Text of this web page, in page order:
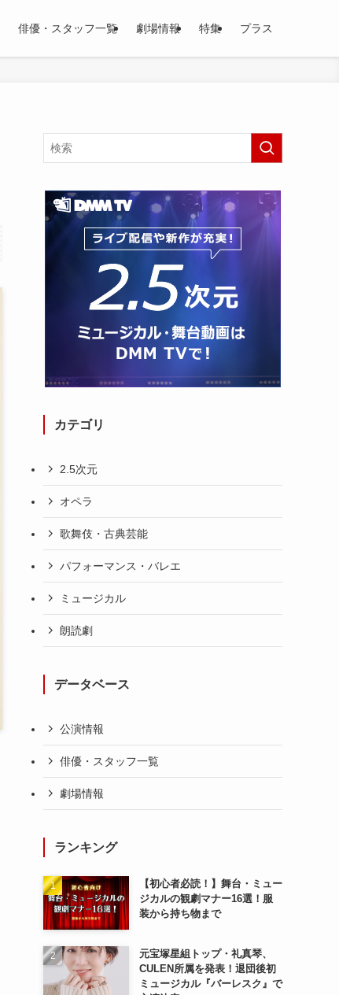
俳優・スタッフ一覧 劇場情報 特集 プラス
カテゴリ
2.5次元
オペラ
歌舞伎・古典芸能
パフォーマンス・バレエ
ミュージカル
朗読劇
データベース
公演情報
俳優・スタッフ一覧
劇場情報
ランキング
【初心者必読！】舞台・ミュー
ジカルの観劇マナー16選！服
装から持ち物まで
元宝塚星組トップ・礼真琴、
CULEN所属を発表！退団後初
ミュージカル『バーレスク』で